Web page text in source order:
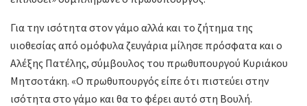
Για την ισότητα στον γάμο αλλά και το ζήτημα της
υιοθεσίας από ομόφυλα ζευγάρια μίλησε πρόσφατα και ο
Αλέξης Πατέλης, σύμβουλος του πρωθυπουργού Κυριάκου
Μητσοτάκη. «Ο πρωθυπουργός είπε ότι πιστεύει στην
ισότητα στο γάμο και θα το φέρει αυτό στη Βουλή.